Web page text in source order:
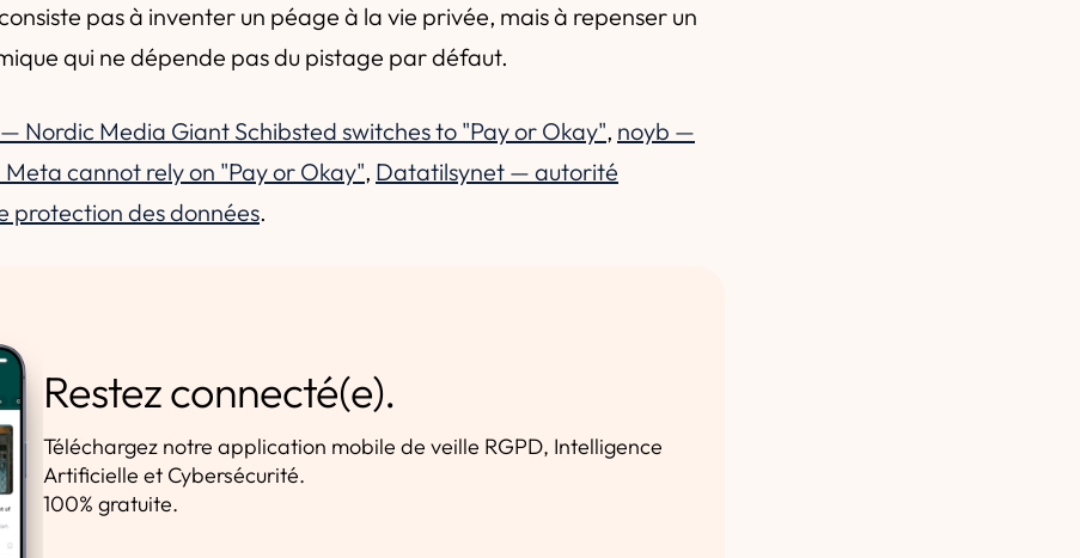
pas à inventer un péage à la vie privée, mais à repenser un
qui ne dépende pas du pistage par défaut.
Nordic Media Giant Schibsted switches to "Pay or Okay", noyb —
Meta cannot rely on "Pay or Okay", Datatilsynet — autorité
protection des données.
Restez connecté(e).
Téléchargez notre application mobile de veille RGPD, Intelligence
Artificielle et Cybersécurité.
100% gratuite.